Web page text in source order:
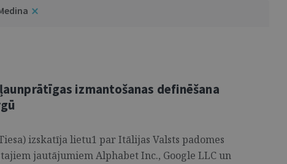
izmantošanas definēšana
izskatīja lietu1 par Itālijas Valsts padomes
jautājumiem Alphabet Inc., Google LLC un